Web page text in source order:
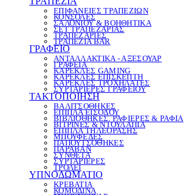
ΕΠΙΦΑΝΕΙΕΣ ΤΡΑΠΕΖΙΩΝ
ΚΟΝΣΟΛΕΣ
ΣΑΛΟΝΙΟΥ & ΒΟΗΘΗΤΙΚΑ
ΣΕΤ ΤΡΑΠΕΖΑΡΙΑΣ
ΤΡΑΠΕΖΑΡΙΕΣ
ΤΡΑΠΕΖΙΑ BAR
ΓΡΑΦΕΙΟ
ΑΝΤΑΛΛΑΚΤΙΚΑ - ΑΞΕΣΟΥΑΡ
ΓΡΑΦΕΙΑ
ΚΑΡΕΚΛΕΣ GAMING
ΚΑΡΕΚΛΕΣ ΕΠΙΣΚΕΠΤΗ
ΚΑΡΕΚΛΕΣ ΤΡΟΧΗΛΑΤΕΣ
ΣΥΡΤΑΡΙΕΡΕΣ ΓΡΑΦΕΙΟΥ
ΤΑΚΤΟΠΟΙΗΣΗ
ΒΑΛΙΤΣΟΘΗΚΕΣ
ΕΠΙΠΛΑ ΕΙΣΟΔΟΥ
ΒΙΒΛΙΟΘΗΚΕΣ, ΡΑΦΙΕΡΕΣ & ΡΑΦΙΑ
ΒΙΤΡΙΝΕΣ & ΝΤΟΥΛΑΠΙΑ
ΕΠΙΠΛΑ ΤΗΛΕΟΡΑΣΗΣ
ΜΠΟΥΦΕΔΕΣ
ΠΑΠΟΥΤΣΟΘΗΚΕΣ
ΠΑΡΑΒΑΝ
ΣΥΝΘΕΤΑ
ΣΥΡΤΑΡΙΕΡΕΣ
ΤΡΟΛΕΪ
ΥΠΝΟΔΩΜΑΤΙΟ
ΚΡΕΒΑΤΙΑ
ΚΟΜΟΔΙΝΑ